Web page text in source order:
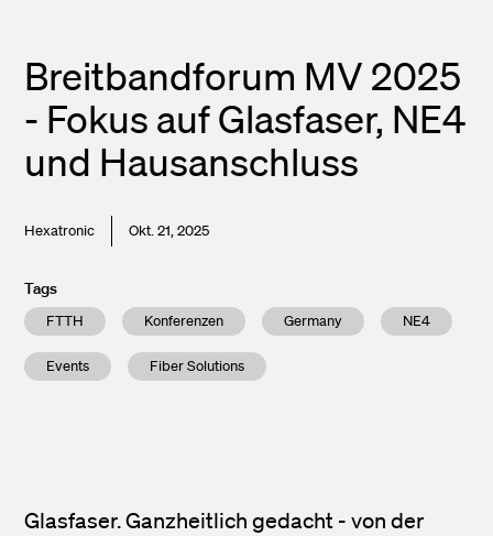
Breitbandforum MV 2025
- Fokus auf Glasfaser, NE4
und Hausanschluss
Hexatronic Okt. 21, 2025
Tags
FTTH Konferenzen Germany NE4
Events Fiber Solutions
Glasfaser. Ganzheitlich gedacht - von der